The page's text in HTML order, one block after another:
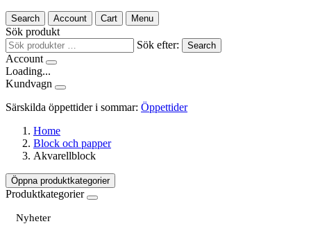
Search Account Cart Menu
Sök produkt
Sök efter:
Search
Account
Loading...
Kundvagn
Särskilda öppettider i sommar: Öppettider
Home
Block och papper
Akvarellblock
Öppna produktkategorier
Produktkategorier
Nyheter